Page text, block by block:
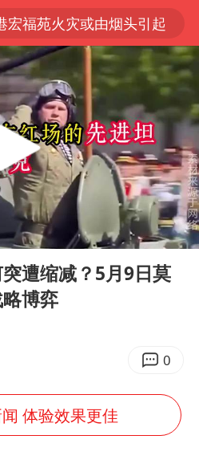
宏福苑火灾或由烟头引起
“China Cool”火了，老外爱上中国避暑游
存百花奖开幕式红裙起舞
台风白海豚闭眼浙江上海处于危险半圆
智和：零封向鹏不意外
云南一地村民过火把节意外灼伤16人
泰国初中生饮弹自尽前开了26枪
造出新病毒意味着什么
今年第二强台风将带来多大影响
最强风雨时段已锁定
创4月份以来最大单周涨幅
上半年国内居民出游人次34.63亿
03:44
遭缩减？5月9日莫
博弈
0
体验效果更佳